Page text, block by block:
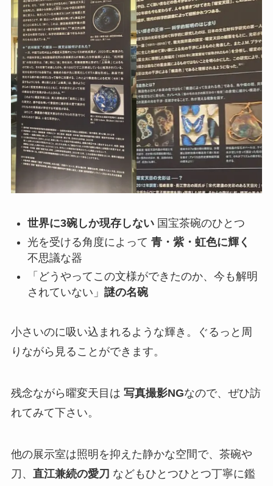
世界に3碗しか現存しない国宝茶碗のひとつ
光を受ける角度によって 青・紫・虹色に輝く
不思議な器
「どうやってこの文様ができたのか、今も解明
されていない」 謎の名碗
小さいのに吸い込まれるような輝き。ぐるっと周
りながら見ることができます。
残念ながら曜変天目は 写真撮影NGなので、ぜひ訪
れてみて下さい。
他の展示室は照明を抑えた静かな空間で、茶碗や
刀、 直江兼続の愛刀 などもひとつひとつ丁寧に鑑